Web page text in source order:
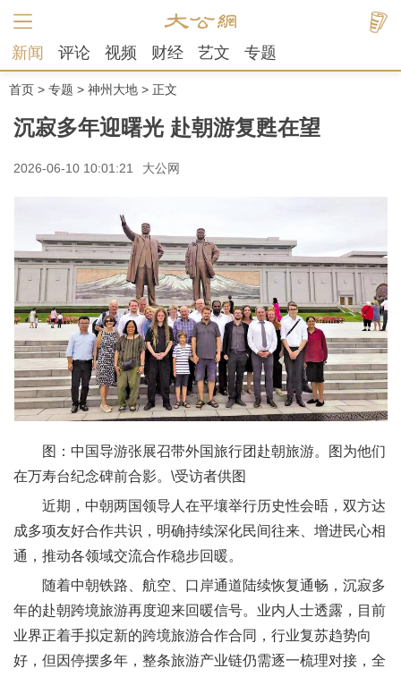
新闻 评论 视频 财经 艺文 专题
首页 > 专题 > 神州大地 > 正文
沉寂多年迎曙光 赴朝游复甦在望
2026-06-10 10:01:21 大公网
图：中国导游张展召带外国旅行团赴朝旅游。图为他们
在万寿台纪念碑前合影。\受访者供图
近期，中朝两国领导人在平壤举行历史性会晤，双方达
成多项友好合作共识，明确持续深化民间往来、增进民心相
通，推动各领域交流合作稳步回暖。
随着中朝铁路、航空、口岸通道陆续恢复通畅，沉寂多
年的赴朝跨境旅游再度迎来回暖信号。业内人士透露，目前
业界正着手拟定新的跨境旅游合作合同，行业复苏趋势向
好，但因停摆多年，整条旅游产业链仍需逐一梳理对接，全